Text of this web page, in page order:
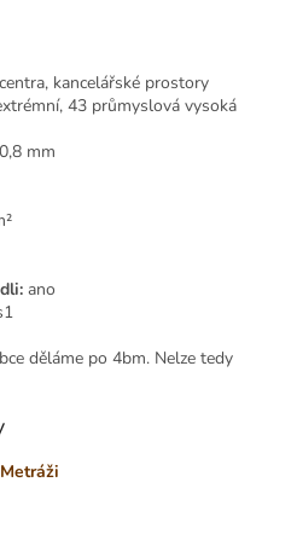
kancelářské prostory
43 průmyslová vysoká
0,8 mm
ano
děláme po 4bm. Nelze tedy